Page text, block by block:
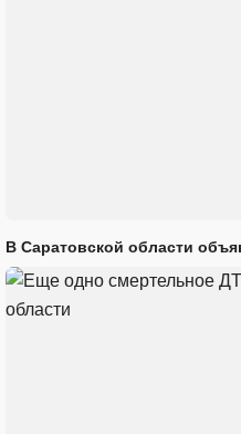
В Саратовской области